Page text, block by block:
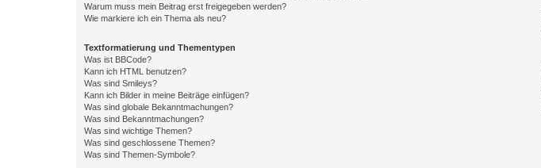
Warum muss mein Beitrag erst freigegeben werden?
Wie markiere ich ein Thema als neu?
Textformatierung und Thementypen
Was ist BBCode?
Kann ich HTML benutzen?
Was sind Smileys?
Kann ich Bilder in meine Beiträge einfügen?
Was sind globale Bekanntmachungen?
Was sind Bekanntmachungen?
Was sind wichtige Themen?
Was sind geschlossene Themen?
Was sind Themen-Symbole?